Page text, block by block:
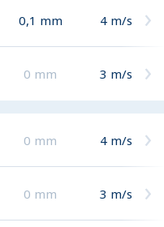
0,1 mm 4 m/s
0 mm 3 m/s
0 mm 4 m/s
0 mm 3 m/s